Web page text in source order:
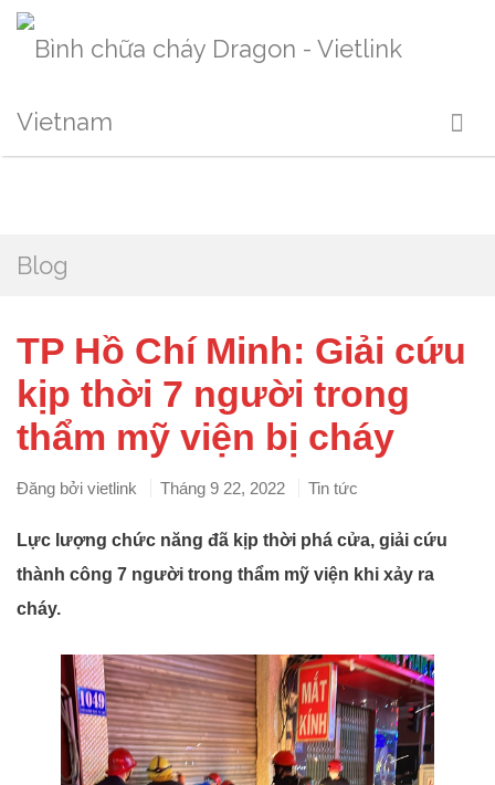
Blog
TP Hồ Chí Minh: Giải cứu
kịp thời 7 người trong
thẩm mỹ viện bị cháy
Đăng bởi vietlink Tháng 9 22, 2022 Tin tức
Lực lượng chức năng đã kịp thời phá cửa, giải cứu
thành công 7 người trong thẩm mỹ viện khi xảy ra
cháy.